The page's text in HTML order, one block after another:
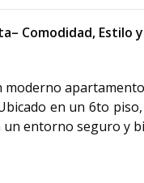
Comodidad, Estilo
moderno
en un 6to
un entorno seguro y